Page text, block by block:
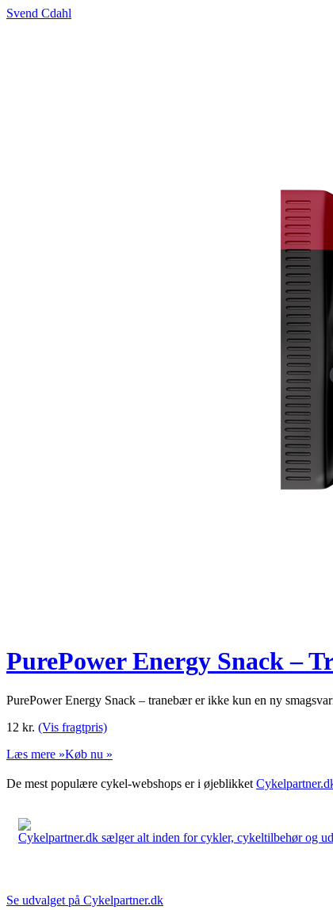
Svend Cdahl
PurePower Energy Snack –
PurePower Energy Snack – tranebær er ikke kun en ny
12 kr. (Vis fragtpris)
Læs mere »Køb nu »
De mest populære cykel-webshops er i øjeblikket
Cykelpartner.dk sælger alt inden for cykler, cykeltilbehør og
Se udvalget på Cykelpartner.dk